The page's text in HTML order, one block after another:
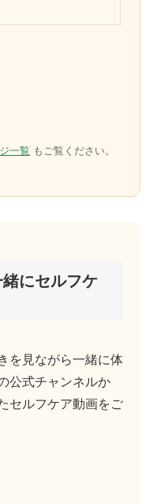
一覧 もご覧ください。
にセルフケ
を見ながら一緒に体
公式チャンネルか
セルフケア動画をご